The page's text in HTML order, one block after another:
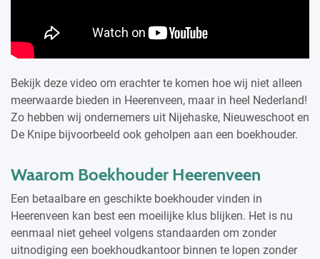
Bekijk deze video om erachter te komen hoe wij niet alleen
meerwaarde bieden in Heerenveen, maar in heel Nederland!
Zo hebben wij ondernemers uit Nijehaske, Nieuweschoot en
De Knipe bijvoorbeeld ook geholpen aan een boekhouder.
Waarom Boekhouder Heerenveen
Een betaalbare en geschikte boekhouder vinden in
Heerenveen kan best een moeilijke klus blijken. Het is nu
eenmaal niet geheel volgens standaarden om zonder
uitnodiging een boekhoudkantoor binnen te lopen zonder